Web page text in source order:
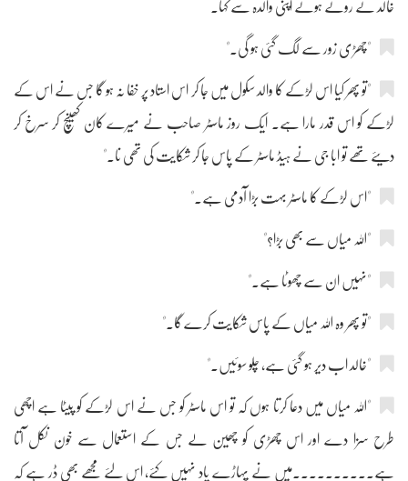
خالد نے روتے ہوئے اپنی والدہ سے کہا۔
"چھڑی زور سے لگ گئی ہو گی۔"
"تو پھر کیا اس لڑکے کا والد سکول میں جا کر اس استاد پر خفا نہ ہو گا جس نے اس کے
لڑکے کو اس قدر مارا ہے۔ ایک روز ماسٹر صاحب نے میرے کان کھینچ کر سرخ کر
دیئے تھے تو ابا جی نے ہیڈ ماسٹر کے پاس جا کر شکایت کی تھی نا۔"
"اس لڑکے کا ماسٹر بہت بڑا آدمی ہے۔"
"اللہ میاں سے بھی بڑا؟"
"نہیں ان سے چھوٹا ہے۔"
"تو پھر وہ اللہ میاں کے پاس شکایت کرے گا۔"
"خالد اب دیر ہو گئی ہے، چلو سوئیں۔"
"اللہ میاں میں دعا کرتا ہوں کہ تو اس ماسٹر کو جس نے اس لڑکے کو پیٹا ہے اچھی
طرح سزا دے اور اس چھڑی کو چھین لے جس کے استعمال سے خون نکل آتا
ہے۔۔۔۔۔۔۔۔۔۔میں نے پہاڑے یاد نہیں کئے، اس لئے مجھے بھی ڈر ہے کہ